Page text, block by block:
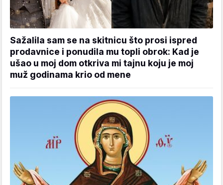
Sažalila sam se na skitnicu što prosi ispred
prodavnice i ponudila mu topli obrok: Kad je
ušao u moj dom otkriva mi tajnu koju je moj
muž godinama krio od mene